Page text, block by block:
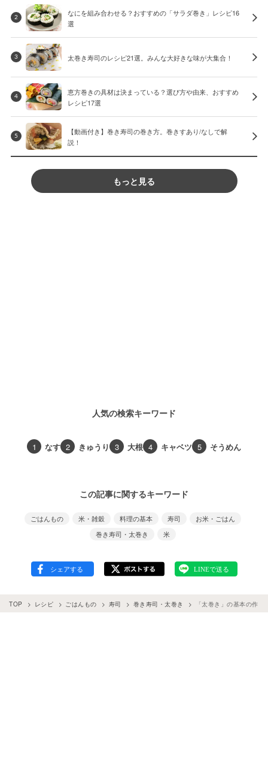
2
なにを組み合わせる？おすすめの「サラダ巻き」レシピ16
選
3 太巻き寿司のレシピ21選。みんな大好きな味が大集合！
4
恵方巻きの具材は決まっている？選び方や由来、おすすめ
レシピ17選
5
【動画付き】巻き寿司の巻き方。巻きすあり/なしで解
説！
もっと見る
人気の検索キーワード
1 なす 2 きゅうり 3 大根 4 キャベツ 5 そうめん
この記事に関するキーワード
ごはんもの 米・雑穀 料理の基本 寿司
お米・ごはん
巻き寿司・太巻き
米
TOP レシピ ごはんもの 寿司 巻き寿司・太巻き 「太巻き」の基本の作